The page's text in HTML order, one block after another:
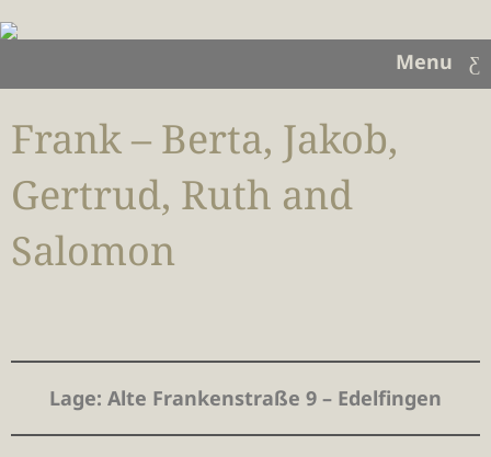
Menu
Frank – Berta, Jakob,
Gertrud, Ruth and
Salomon
Lage: Alte Frankenstraße 9 – Edelfingen